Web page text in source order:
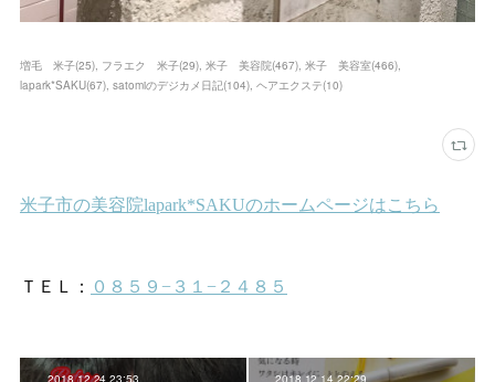
増毛 米子(25) フラエク 米子(29) 米子 美容院(467) 米子 美容室(466)
lapark*SAKU(67) satomiのデジカメ日記(104) ヘアエクステ(10)